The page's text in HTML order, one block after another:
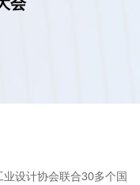
设计协会联合30多个国